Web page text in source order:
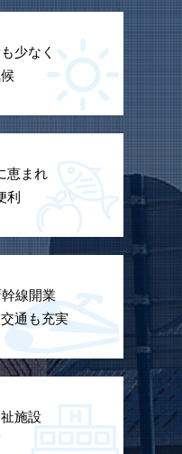
少なく
恵まれ
利
線開業
通も充実
施設